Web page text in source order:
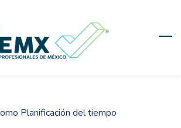
Planificación del tiempo